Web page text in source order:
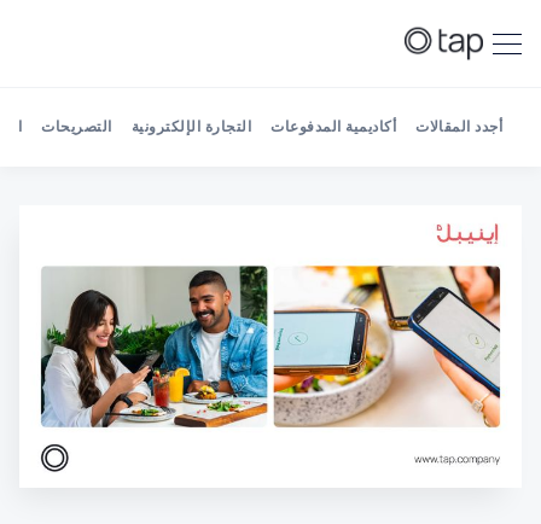
Search Tap Payments
أجدد المقالات أكاديمية المدفوعات التجارة الإلكترونية التصريحات